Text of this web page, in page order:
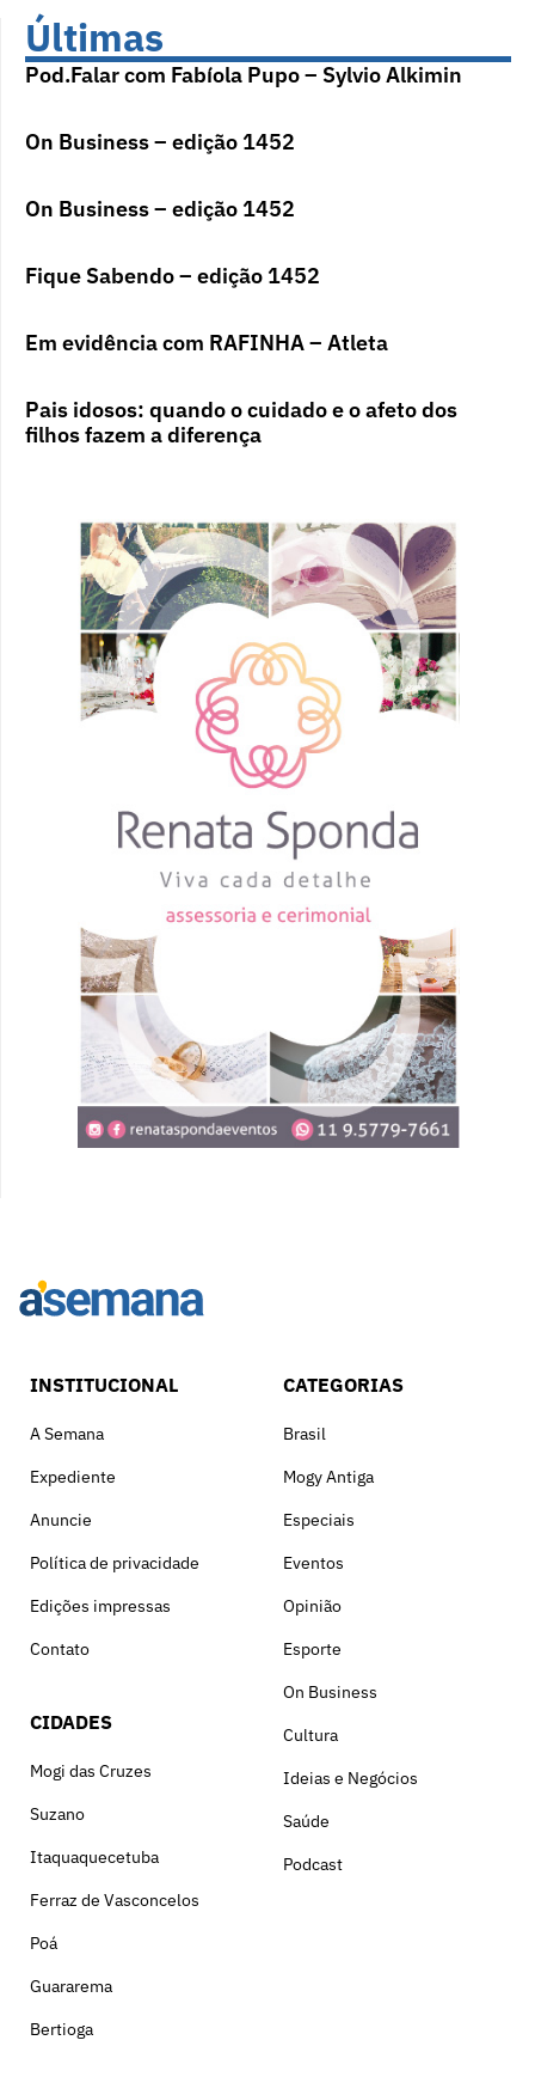
Últimas
Pod.Falar com Fabíola Pupo – Sylvio Alkimin
On Business – edição 1452
On Business – edição 1452
Fique Sabendo – edição 1452
Em evidência com RAFINHA – Atleta
Pais idosos: quando o cuidado e o afeto dos
filhos fazem a diferença
INSTITUCIONAL
A Semana
Expediente
Anuncie
Política de privacidade
Edições impressas
Contato
CIDADES
Mogi das Cruzes
Suzano
Itaquaquecetuba
Ferraz de Vasconcelos
Poá
Guararema
Bertioga
CATEGORIAS
Brasil
Mogy Antiga
Especiais
Eventos
Opinião
Esporte
On Business
Cultura
Ideias e Negócios
Saúde
Podcast